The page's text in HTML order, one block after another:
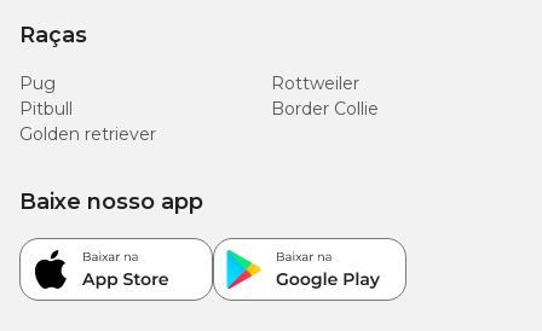
Raças
Pug
Rottweiler
Pitbull
Border Collie
Golden retriever
Baixe nosso app